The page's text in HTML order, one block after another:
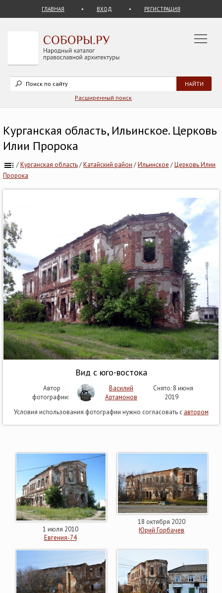
ГЛАВНАЯ ВХОД РЕГИСТРАЦИЯ
Расширенный поиск
Курганская область, Ильинское. Церковь
Илии Пророка
/Курганская область/Катайский район /Ильинское /Церковь Илии
Пророка
Вид с юго-востока
Автор
фотографии:
Василий
Артамонов
Снято: 8 июня
2019
Условия использования фотографии нужно согласовать с автором
1 июля 2010
Евгения-74
18 октября 2020
Юрий Горбачев